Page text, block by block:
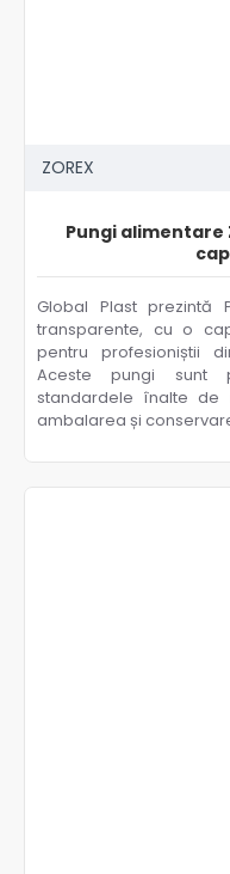
ZOREX
Pungi
Global Plast prezintă
transparente, cu o
pentru profesioniștii
Aceste pungi sunt
standardele înalte
ambalarea și